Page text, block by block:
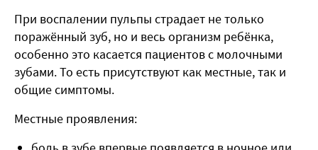
При воспалении пульпы страдает не только
поражённый зуб, но и весь организм ребёнка,
особенно это касается пациентов с молочными
зубами. То есть присутствуют как местные, так и
общие симптомы.
Местные проявления: